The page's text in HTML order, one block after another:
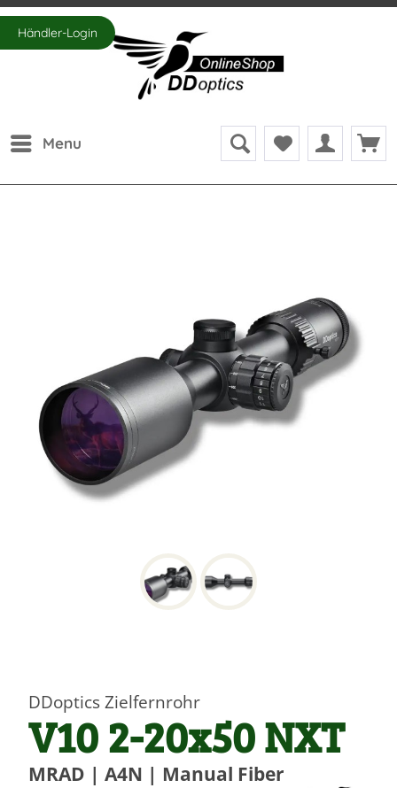
Händler-Login
Menu
DDoptics Zielfernrohr
V10 2-20x50 NXT
MRAD | A4N | Manual Fiber